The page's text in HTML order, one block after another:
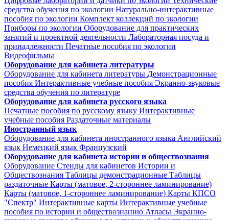
средства обучения по экологии Натурально-интерактивные
пособия по экологии Комплект коллекций по экологии
Приборы по экологии Оборудование для практических
занятий и проектной деятельности Лабораторная посуда и
принадлежности Печатные пособия по экологии
Видеофильмы
Оборудование для кабинета литературы
Оборудование для кабинета литературы Демонстрационные
пособия Интерактивные учебные пособия Экранно-звуковые
средства обучения по литературе
Оборудование для кабинета русского языка
Печатные пособия по русскому языку Интерактивные
учебные пособия Раздаточные материалы
Иностранный язык
Оборудование для кабинета иностранного языка Английский
язык Немецкий язык Французский
Оборудование для кабинета истории и обществознания
Оборудование Стенды для кабинетов Истории и
Обществознания Таблицы демонстрационные Таблицы
раздаточные Карты (матовое, 2-стороннее ламинирование)
Карты (матовое, 1-стороннее ламинирование) Карты КПСО
"Спектр" Интерактивные карты Интерактивные учебные
пособия по истории и обществознанию Атласы Экранно-